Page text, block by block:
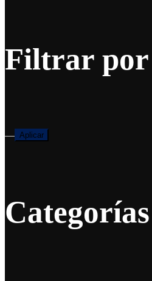
Filtrar por
— Aplicar